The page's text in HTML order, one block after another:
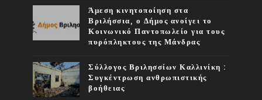
Άμεση κινητοποίηση στα
Βριλήσσια, ο Δήμος ανοίγει το
Κοινωνικό Παντοπωλείο για τους
πυρόπληκτους της Μάνδρας
Σύλλογος Βριλησσίων Καλλινίκη :
Συγκέντρωση ανθρωπιστικής
βοήθειας